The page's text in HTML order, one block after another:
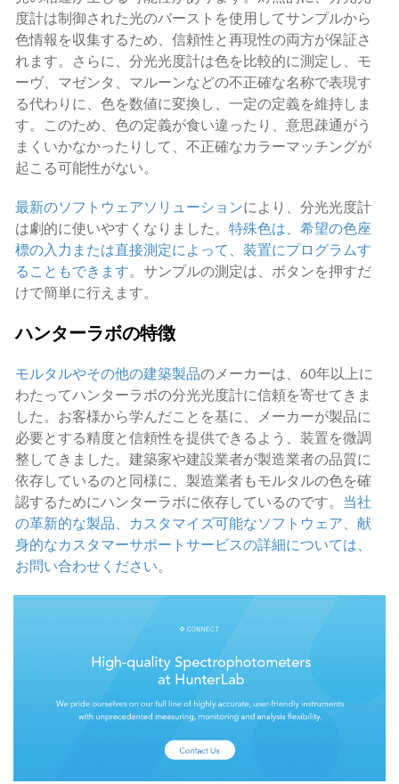
度計は制御された光のバーストを使用してサンプルから
色情報を収集するため、信頼性と再現性の両方が保証さ
れます。さらに、分光光度計は色を比較的に測定し、モ
ーヴ、マゼンタ、マルーンなどの不正確な名称で表現す
る代わりに、色を数値に変換し、一定の定義を維持しま
す。このため、色の定義が食い違ったり、意思疎通がう
まくいかなかったりして、不正確なカラーマッチングが
起こる可能性がない。
最新のソフトウェアソリューションにより、分光光度計
は劇的に使いやすくなりました。 特殊色は、希望の色座
標の入力または直接測定によって、装置にプログラムす
ることもできます。サンプルの測定は、ボタンを押すだ
けで簡単に行えます。
ハンターラボの特徴
モルタルやその他の建築製品のメーカーは、60年以上に
わたってハンターラボの分光光度計に信頼を寄せてきま
した。お客様から学んだことを基に、メーカーが製品に
必要とする精度と信頼性を提供できるよう、装置を微調
整してきました。建築家や建設業者が製造業者の品質に
依存しているのと同様に、製造業者もモルタルの色を確
認するためにハンターラボに依存しているのです。 当社
の革新的な製品、カスタマイズ可能なソフトウェア、献
身的なカスタマーサポートサービスの詳細については、
お問い合わせください。